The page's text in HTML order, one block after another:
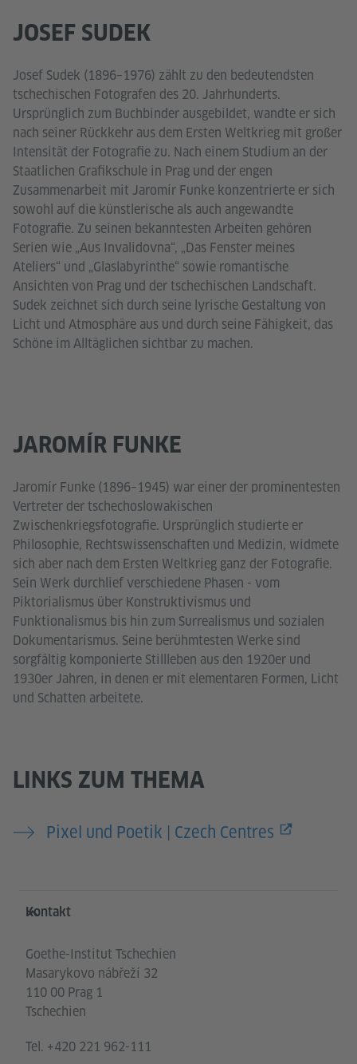
JOSEF SUDEK
Josef Sudek (1896–1976) zählt zu den bedeutendsten
tschechischen Fotografen des 20. Jahrhunderts.
Ursprünglich zum Buchbinder ausgebildet, wandte er sich
nach seiner Rückkehr aus dem Ersten Weltkrieg mit großer
Intensität der Fotografie zu. Nach einem Studium an der
Staatlichen Grafikschule in Prag und der engen
Zusammenarbeit mit Jaromír Funke konzentrierte er sich
sowohl auf die künstlerische als auch angewandte
Fotografie. Zu seinen bekanntesten Arbeiten gehören
Serien wie „Aus Invalidovna“, „Das Fenster meines
Ateliers“ und „Glaslabyrinthe“ sowie romantische
Ansichten von Prag und der tschechischen Landschaft.
Sudek zeichnet sich durch seine lyrische Gestaltung von
Licht und Atmosphäre aus und durch seine Fähigkeit, das
Schöne im Alltäglichen sichtbar zu machen.
JAROMÍR FUNKE
Jaromír Funke (1896–1945) war einer der prominentesten
Vertreter der tschechoslowakischen
Zwischenkriegsfotografie. Ursprünglich studierte er
Philosophie, Rechtswissenschaften und Medizin, widmete
sich aber nach dem Ersten Weltkrieg ganz der Fotografie.
Sein Werk durchlief verschiedene Phasen - vom
Piktorialismus über Konstruktivismus und
Funktionalismus bis hin zum Surrealismus und sozialen
Dokumentarismus. Seine berühmtesten Werke sind
sorgfältig komponierte Stillleben aus den 1920er und
1930er Jahren, in denen er mit elementaren Formen, Licht
und Schatten arbeitete.
LINKS ZUM THEMA
Pixel und Poetik | Czech Centres
Service- und Informationsbereich
Kontakt
Goethe-Institut Tschechien
Masarykovo nábřeží 32
110 00 Prag 1
Tschechien
Tel. +420 221 962-111